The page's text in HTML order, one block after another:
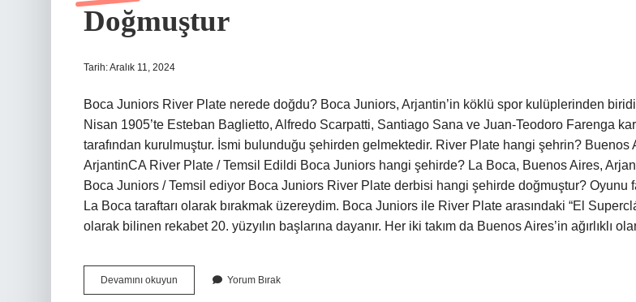
Doğmuştur
Tarih: Aralık 11, 2024
Boca Juniors River Plate nerede doğdu? Boca Juniors, Arjantin’in köklü spor kulüplerinden
Nisan 1905’te Esteban Baglietto, Alfredo Scarpatti, Santiago Sana ve Juan-Teodoro Farenga
tarafından kurulmuştur. İsmi bulunduğu şehirden gelmektedir. River Plate hangi şehrin? Buenos
ArjantinCA River Plate / Temsil Edildi Boca Juniors hangi şehirde? La Boca, Buenos Aires,
Boca Juniors / Temsil ediyor Boca Juniors River Plate derbisi hangi şehirde doğmuştur? Oyunu
La Boca taraftarı olarak bırakmak üzereydim. Boca Juniors ile River Plate arasındaki “El
olarak bilinen rekabet 20. yüzyılın başlarına dayanır. Her iki takım da Buenos Aires’in ağırlıklı
Devamını okuyun
Juniors
Yorum Bırak